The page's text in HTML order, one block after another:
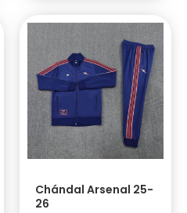
Chándal Arsenal 25-
26